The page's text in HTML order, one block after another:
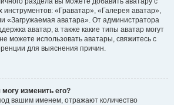
инструментов: «Граватар», «Галерея аватар»,
«Загружаемая аватара». От администратора
аватар, а также какие типы аватар могут
можете использовать аватары, свяжитесь с
для выяснения причин.
могу изменить его?
вашим именем, отражают количество